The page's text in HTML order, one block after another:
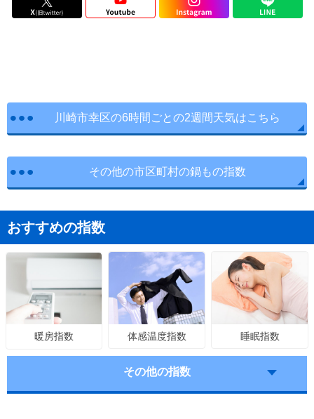
川崎市幸区の6時間ごとの2週間天気はこちら
その他の市区町村の鍋もの指数
おすすめの指数
暖房指数 体感温度指数 睡眠指数
その他の指数